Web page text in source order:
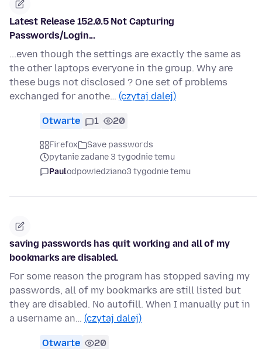
Latest Release 152.0.5 Not Capturing
Passwords/Login...
...even though the settings are exactly the same as
the other laptops everyone in the group. Why are
these bugs not disclosed ? One set of problems
exchanged for anothe… (czytaj dalej)
Otwarte 1 20
Firefox
Save passwords
pytanie zadane 3 tygodnie temu
Paulodpowiedziano3 tygodnie temu
saving passwords has quit working and all of my
bookmarks are disabled.
For some reason the program has stopped saving my
passwords, all of my bookmarks are still listed but
they are disabled. No autofill. When I manually put in
a username an… (czytaj dalej)
Otwarte 20